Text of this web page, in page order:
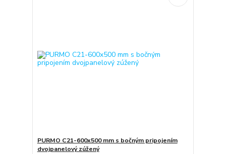
PURMO C21-600x500 mm s bočným pripojením
dvojpanelový zúžený